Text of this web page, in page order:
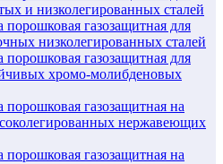
и низколегированных сталей
порошковая газозащитная для
низколегированных сталей
порошковая газозащитная для
хромо-молибденовых
порошковая газозащитная на
нержавеющих
порошковая газозащитная на